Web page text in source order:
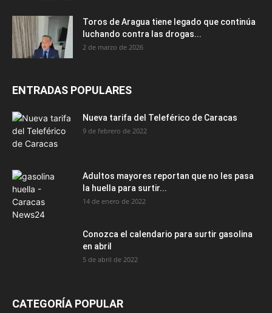
Toros de Aragua tiene legado que continúa
luchando contra las drogas...
2 de marzo de 2026
ENTRADAS POPULARES
Nueva tarifa del Teleférico de Caracas
9 de febrero de 2022
Adultos mayores reportan que no les pasa
la huella para surtir...
14 de enero de 2022
Conozca el calendario para surtir gasolina
en abril
5 de abril de 2022
CATEGORÍA POPULAR